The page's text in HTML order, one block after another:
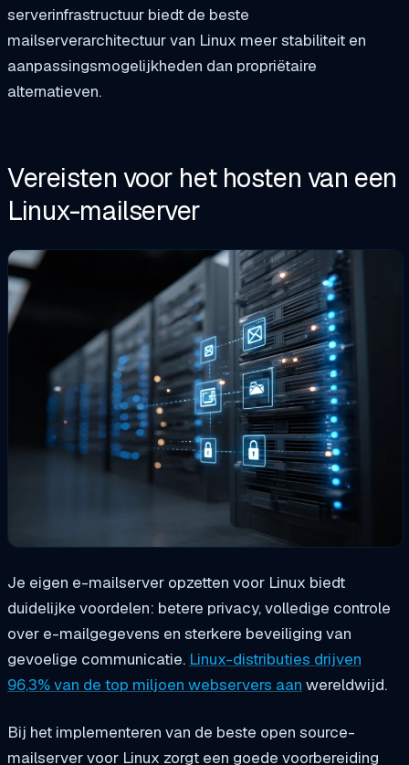
serverinfrastructuur biedt de beste
mailserverarchitectuur van Linux meer stabiliteit en
aanpassingsmogelijkheden dan propriëtaire
alternatieven.
Vereisten voor het hosten van een
Linux-mailserver
Je eigen e-mailserver opzetten voor Linux biedt
duidelijke voordelen: betere privacy, volledige controle
over e-mailgegevens en sterkere beveiliging van
gevoelige communicatie. Linux-distributies drijven
96,3% van de top miljoen webservers aan wereldwijd.
Bij het implementeren van de beste open source-
mailserver voor Linux zorgt een goede voorbereiding